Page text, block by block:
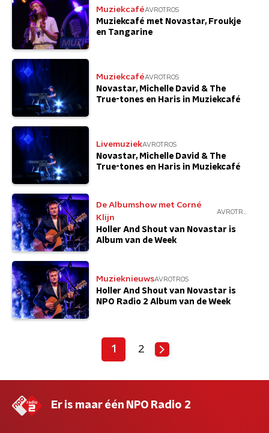
MuziekcaféAVROTROS
Muziekcafé met Novastar, Froukje
en Tangarine
MuziekcaféAVROTROS
Novastar, Michelle David & The
True-tones en Haris in Muziekcafé
LivemuziekAVROTROS
Novastar, Michelle David & The
True-tones en Haris in Muziekcafé
De Albumshow met Corné
Klijn
Holler And Shout van Novastar is
Album van de Week
MuzieknieuwsAVROTROS
Holler And Shout van Novastar is
NPO Radio 2 Album van de Week
1 2
Er is maar één NPO Radio 2